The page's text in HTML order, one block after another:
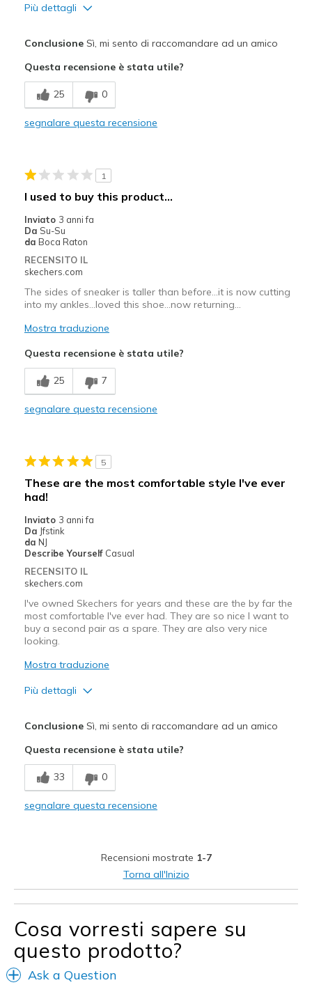
Più dettagli
Comfortable
Durable
Feels half size too small
View On Shoes
ConclusioneSì, mi sento di raccomandare ad un amico
Questa recensione è stata utile?
25 0
segnalare questa recensione
1
I used to buy this product...
Inviato 3 anni fa
Da Su-Su
da Boca Raton
RECENSITO IL
skechers.com
The sides of sneaker is taller than before...it is now cutting
into my ankles...loved this shoe...now returning...
Mostra traduzione
Questa recensione è stata utile?
25 7
segnalare questa recensione
5
These are the most comfortable style I've ever
had!
Inviato 3 anni fa
Da Jfstink
da NJ
Describe Yourself Casual
RECENSITO IL
skechers.com
I've owned Skechers for years and these are the by far the
most comfortable I've ever had. They are so nice I want to
buy a second pair as a spare. They are also very nice
looking.
Mostra traduzione
Più dettagli
Comfortable
Stylish
Travel
Width
Feels true to width
Sizing
View On Shoes
ConclusioneSì, mi sento di raccomandare ad un amico
Questa recensione è stata utile?
33 0
segnalare questa recensione
Recensioni mostrate 1-7
Torna all'Inizio
Cosa vorresti sapere su
questo prodotto?
Ask a Question